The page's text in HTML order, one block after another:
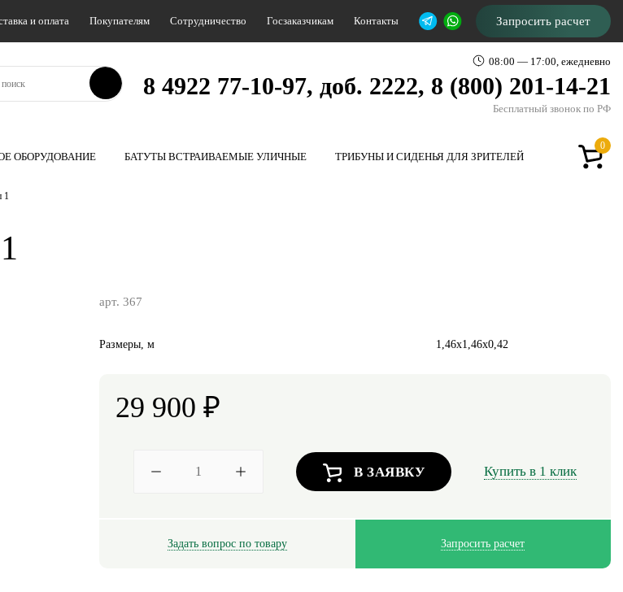
и оплата Покупателям Сотрудничество Госзаказчикам Контакты Запросить расчет
08:00 — 17:00, ежедневно
8 4922 77-10-97, доб. 2222, 8 (800) 201-14-21
Бесплатный звонок по РФ
ОБОРУДОВАНИЕ БАТУТЫ ВСТРАИВАЕМЫЕ УЛИЧНЫЕ ТРИБУНЫ И СИДЕНЬЯ ДЛЯ ЗРИТЕЛЕЙ
0
1
арт. 367
Размеры, м 1,46х1,46х0,42
29 900 ₽
В ЗАЯВКУ Купить в 1 клик
Задать вопрос по товару Запросить расчет